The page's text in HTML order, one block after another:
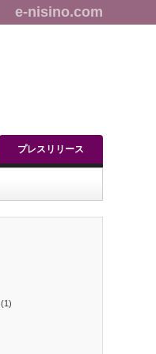
e-nisino.com
プレスリリース
(1)